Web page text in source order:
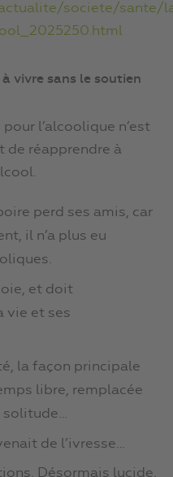
societe/sante/
vivre sans le soutien
l’alcoolique n’est
de réapprendre à
perd ses amis, car
il n’a plus eu
et doit
vie et ses
la façon principale
libre, remplacée
solitude…
de l’ivresse…
Désormais lucide,